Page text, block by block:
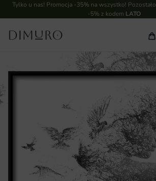
Tylko u nas! Promocja -35% na wszystko! Pozostało
-5% z kodem LATO